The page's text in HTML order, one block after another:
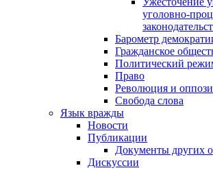
уголовно-
Барометр
Гражданское
Политический
Право
Революция и
Свобода слова
Язык вражды
Новости
Публикации
Документы других
Дискуссии